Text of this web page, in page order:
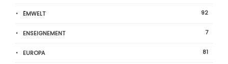
ËMWELT 92
ENSEIGNEMENT 7
EUROPA 81